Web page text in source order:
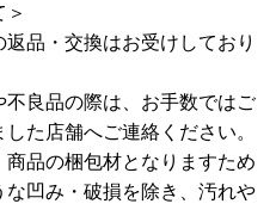
品・交換はお受けしており
良品の際は、お手数ではご
た店舗へご連絡ください。
品の梱包材となりますため
凹み・破損を除き、汚れや